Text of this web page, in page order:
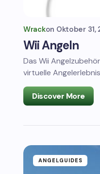
Wrackon Oktober 31,
Wii Angeln
Das Wii
virtuelle
Discover More
ANGELGUIDES